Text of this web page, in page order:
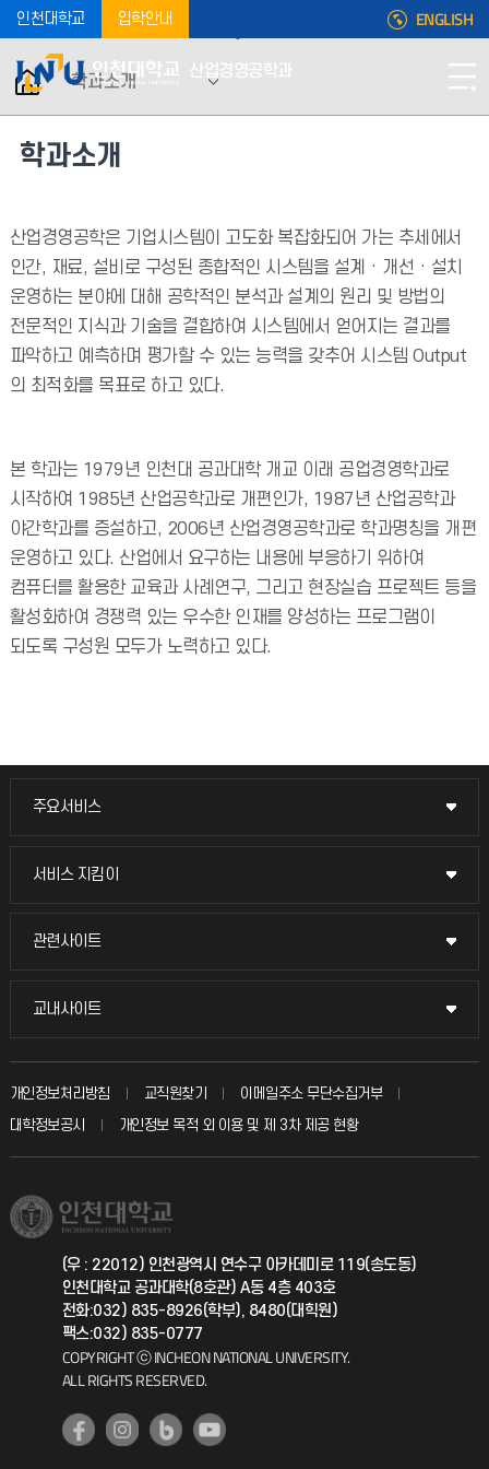
인천대학교 입학안내 ENGLISH
산업경영공학과
학과소개
학과소개
산업경영공학은 기업시스템이 고도화 복잡화되어 가는 추세에서
인간, 재료, 설비로 구성된 종합적인 시스템을 설계 · 개선 · 설치
운영하는 분야에 대해 공학적인 분석과 설계의 원리 및 방법의
전문적인 지식과 기술을 결합하여 시스템에서 얻어지는 결과를
파악하고 예측하며 평가할 수 있는 능력을 갖추어 시스템 Output
의 최적화를 목표로 하고 있다.
본 학과는 1979년 인천대 공과대학 개교 이래 공업경영학과로
시작하여 1985년 산업공학과로 개편인가, 1987년 산업공학과
야간학과를 증설하고, 2006년 산업경영공학과로 학과명칭을 개편
운영하고 있다. 산업에서 요구하는 내용에 부응하기 위하여
컴퓨터를 활용한 교육과 사례연구, 그리고 현장실습 프로젝트 등을
활성화하여 경쟁력 있는 우수한 인재를 양성하는 프로그램이
되도록 구성원 모두가 노력하고 있다.
주요서비스
주요서비스
교무회의방송
입학안내
취업정보(학생)
서비스 지킴이
서비스 지킴이
묻고 답하기
칭찬마당
학생서비스 지킴이
관련사이트
관련사이트
국방헬프콜
총동문회
교내사이트
교내사이트
교수회
교육혁신본부
국제지원과
공자아카데미
기초교육원
개인정보처리방침 교직원찾기
이메일주소 무단수집거부
대학정보공시
개인정보 목적 외 이용 및 제 3차 제공 현황
(우 : 22012) 인천광역시 연수구 아카데미로 119(송도동)
인천대학교 공과대학(8호관) A동 4층 403호
전화:032) 835-8926(학부), 8480(대힉원)
팩스:032) 835-0777
COPYRIGHT ⓒ INCHEON NATIONAL UNIVERSITY.
ALL RIGHTS RESERVED.